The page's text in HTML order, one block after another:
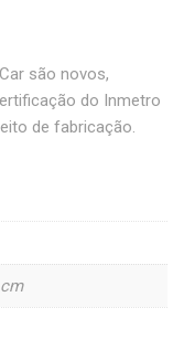
são novos,
do Inmetro
de fabricação.